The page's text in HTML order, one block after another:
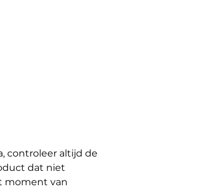
controleer altijd de
dat niet
moment van